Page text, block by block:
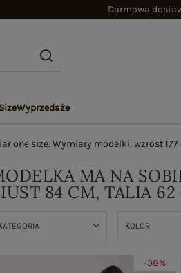
Darmowa
Wyprzedaże
one size. Wymiary modelki: wzrost
MA NA
84 CM, TALIA
KOLOR
-38%